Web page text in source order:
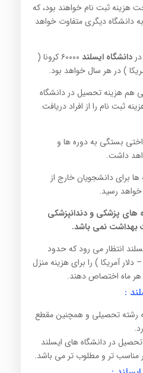
هزینه ثبت نام خواهند بود، که
دانشگاه دیگری متفاوت خواهد
دانشگاه ایسلند
۶۰۰۰۰ کرونا (
هم هزینه تحصیل در دانشگاه
ثبت نام را از افراد دریافت
بستگی به دوره ها و
داشت.
ها برای دانشجویان خارج از
خواهد رسید.
های پزشکی و دندانپزشکی
بهداشت نمی باشد.
انتظار می رود که حدود
( ۹۸۰ دلار – دلار آمریکا ) را برای هزینه منزل
هر ماه اختصاص دهند.
:
رشته تحصیلی و همچنین مقطع
در دانشگاه های ایسلند
تر و مطلوب تر می باشد.